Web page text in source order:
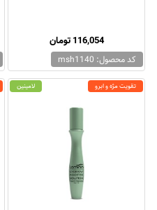
کد محصول: msh1140
116,054 تومان
تقویت مژه و ابرو لامینین